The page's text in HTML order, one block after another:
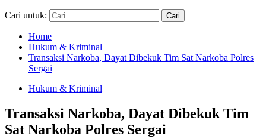
Cari untuk:
Home
Hukum & Kriminal
Transaksi Narkoba, Dayat Dibekuk Tim Sat Narkoba Polres
Sergai
Hukum & Kriminal
Transaksi Narkoba, Dayat Dibekuk Tim
Sat Narkoba Polres Sergai